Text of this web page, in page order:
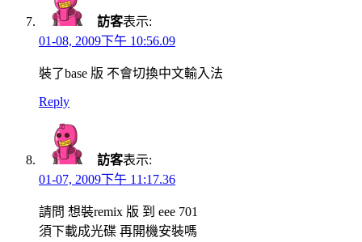
訪客表示:
01-08, 2009下午 10:56.09
裝了base 版 不會切換中文輸入法
Reply
訪客表示:
01-07, 2009下午 11:17.36
請問 想裝remix 版 到 eee 701
須下載成光碟 再開機安裝嗎